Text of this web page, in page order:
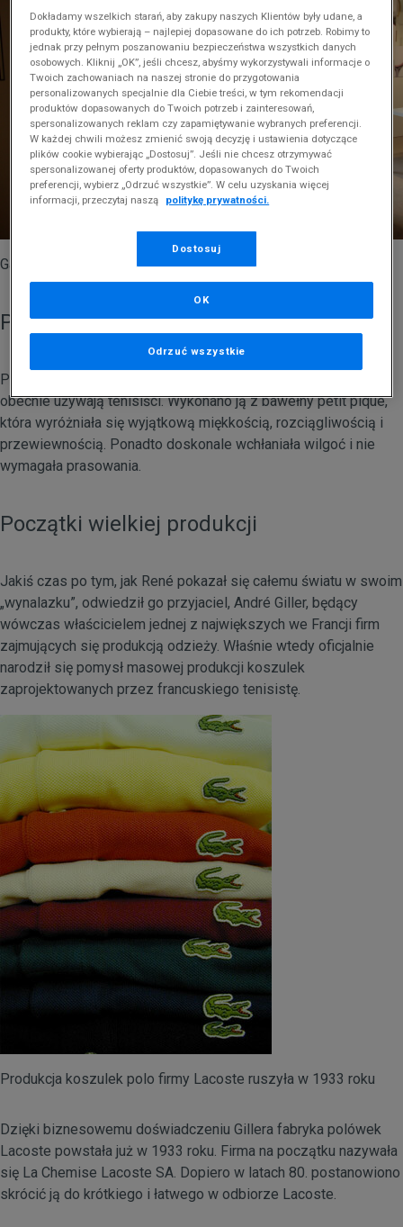
Gablota poświęcona historii Rene Lacoste'a
Pierwsza koszulka René Lacoste’a
Pierwsza polówka była biała i krótsza od koszulek, które
obecnie używają tenisiści. Wykonano ją z bawełny petit pique,
która wyróżniała się wyjątkową miękkością, rozciągliwością i
przewiewnością. Ponadto doskonale wchłaniała wilgoć i nie
wymagała prasowania.
Początki wielkiej produkcji
Jakiś czas po tym, jak René pokazał się całemu światu w swoim
„wynalazku”, odwiedził go przyjaciel, André Giller, będący
wówczas właścicielem jednej z największych we Francji firm
zajmujących się produkcją odzieży. Właśnie wtedy oficjalnie
narodził się pomysł masowej produkcji koszulek
zaprojektowanych przez francuskiego tenisistę.
Produkcja koszulek polo firmy Lacoste ruszyła w 1933 roku
Dzięki biznesowemu doświadczeniu Gillera fabryka polówek
Lacoste powstała już w 1933 roku. Firma na początku nazywała
się La Chemise Lacoste SA. Dopiero w latach 80. postanowiono
skrócić ją do krótkiego i łatwego w odbiorze Lacoste.
Dokładamy wszelkich starań, aby zakupy naszych Klientów były udane, a
produkty, które wybierają – najlepiej dopasowane do ich potrzeb. Robimy to
jednak przy pełnym poszanowaniu bezpieczeństwa wszystkich danych
osobowych. Kliknij „OK”, jeśli chcesz, abyśmy wykorzystywali informacje o
Twoich zachowaniach na naszej stronie do przygotowania
personalizowanych specjalnie dla Ciebie treści, w tym rekomendacji
produktów dopasowanych do Twoich potrzeb i zainteresowań,
spersonalizowanych reklam czy zapamiętywanie wybranych preferencji.
W każdej chwili możesz zmienić swoją decyzję i ustawienia dotyczące
plików cookie wybierając „Dostosuj”. Jeśli nie chcesz otrzymywać
spersonalizowanej oferty produktów, dopasowanych do Twoich
preferencji, wybierz „Odrzuć wszystkie”. W celu uzyskania więcej
informacji, przeczytaj naszą
politykę prywatności.
Dostosuj
Odrzuć wszystkie
OK